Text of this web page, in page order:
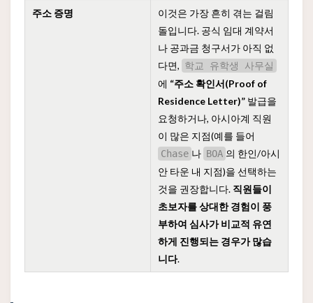
주소 증명
이것은 가장 흔히 겪는 걸림
돌입니다. 공식 임대 계약서
나 공과금 청구서가 아직 없
다면, 학교 유학생 사무실
에 “주소 확인서(Proof of
Residence Letter)” 발급을
요청하거나, 아시아계 직원
이 많은 지점(예를 들어
Chase 나 BOA 의 한인/아시
안 타운 내 지점)을 선택하는
것을 권장합니다. 직원들이
초보자를 상대한 경험이 풍
부하여 심사가 비교적 유연
하게 진행되는 경우가 많습
니다.